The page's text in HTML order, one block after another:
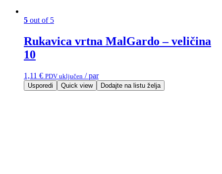
5 out of 5
Rukavica vrtna MalGardo – veličina
10
1,11 € PDV uključen / par
Usporedi Quick view Dodajte na listu želja